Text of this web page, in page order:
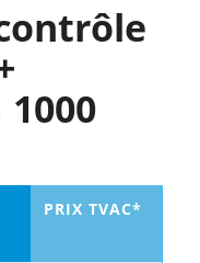
1000
PRIX TVAC*